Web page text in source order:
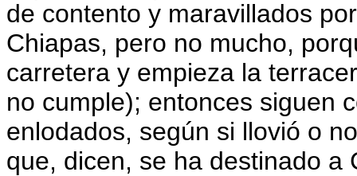
de contento y maravillados
Chiapas, pero no mucho,
carretera y empieza la
no cumple); entonces siguen
enlodados, según si llovió o
que, dicen, se ha destinado a